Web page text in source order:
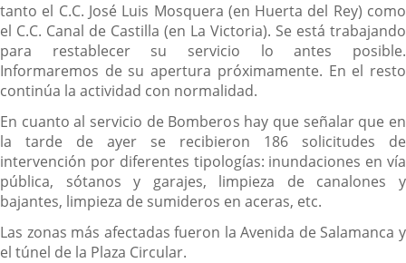
tanto el C.C. José Luis Mosquera (en Huerta del Rey) como
el C.C. Canal de Castilla (en La Victoria). Se está trabajando
para restablecer su servicio lo antes posible.
Informaremos de su apertura próximamente. En el resto
continúa la actividad con normalidad.
En cuanto al servicio de Bomberos hay que señalar que en
la tarde de ayer se recibieron 186 solicitudes de
intervención por diferentes tipologías: inundaciones en vía
pública, sótanos y garajes, limpieza de canalones y
bajantes, limpieza de sumideros en aceras, etc.
Las zonas más afectadas fueron la Avenida de Salamanca y
el túnel de la Plaza Circular.